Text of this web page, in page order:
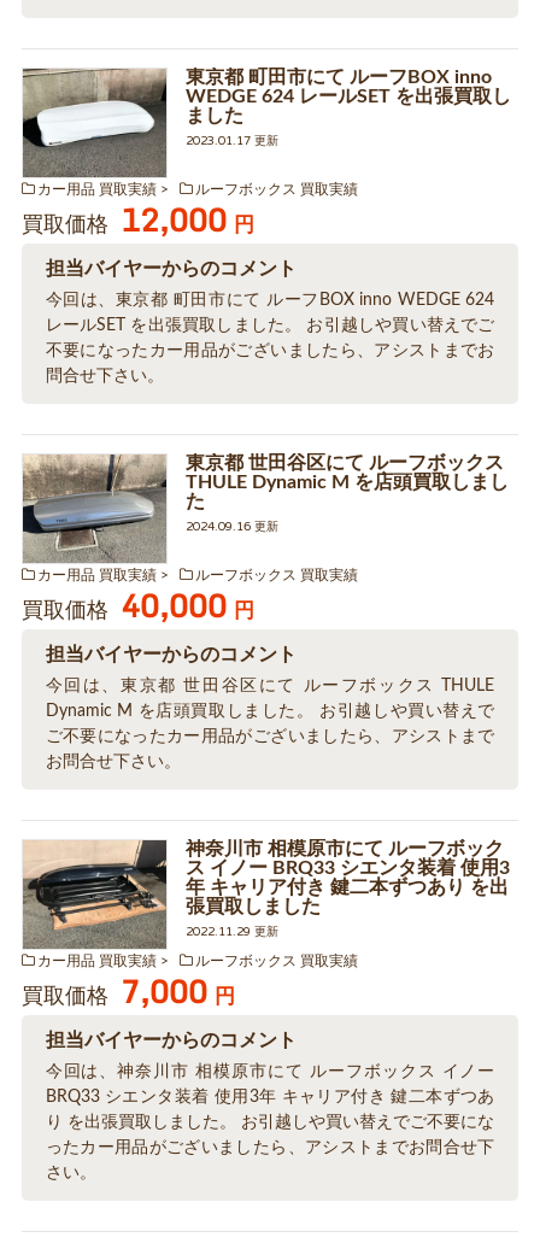
東京都 町田市にて ルーフBOX inno
WEDGE 624 レールSET を出張買取し
ました
2023.01.17 更新
カー用品 買取実績 ルーフボックス 買取実績
買取価格 12,000 円
担当バイヤーからのコメント
今回は、東京都 町田市にて ルーフBOX inno WEDGE 624
レールSET を出張買取しました。 お引越しや買い替えでご
不要になったカー用品がございましたら、アシストまでお
問合せ下さい。
東京都 世田谷区にて ルーフボックス
THULE Dynamic M を店頭買取しまし
た
2024.09.16 更新
カー用品 買取実績 ルーフボックス 買取実績
買取価格 40,000 円
担当バイヤーからのコメント
今回は、東京都 世田谷区にて ルーフボックス THULE
Dynamic M を店頭買取しました。 お引越しや買い替えで
ご不要になったカー用品がございましたら、アシストまで
お問合せ下さい。
神奈川市 相模原市にて ルーフボック
ス イノー BRQ33 シエンタ装着 使用3
年 キャリア付き 鍵二本ずつあり を出
張買取しました
2022.11.29 更新
カー用品 買取実績
ルーフボックス 買取実績
買取価格 7,000 円
担当バイヤーからのコメント
今回は、神奈川市 相模原市にて ルーフボックス イノー
BRQ33 シエンタ装着 使用3年 キャリア付き 鍵二本ずつあ
り を出張買取しました。 お引越しや買い替えでご不要にな
ったカー用品がございましたら、アシストまでお問合せ下
さい。